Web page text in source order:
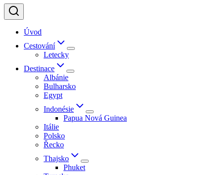
Úvod
Cestování
Letecky
Destinace
Albánie
Bulharsko
Egypt
Indonésie
Papua Nová Guinea
Itálie
Polsko
Řecko
Thajsko
Phuket